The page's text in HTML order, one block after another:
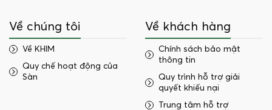
Về chúng tôi
Về KHIM
Quy chế hoạt động của
Sàn
Về khách hàng
Chính sách bảo mật
thông tin
Quy trình hỗ trợ giải
quyết khiếu nại
Trung tâm hỗ trợ